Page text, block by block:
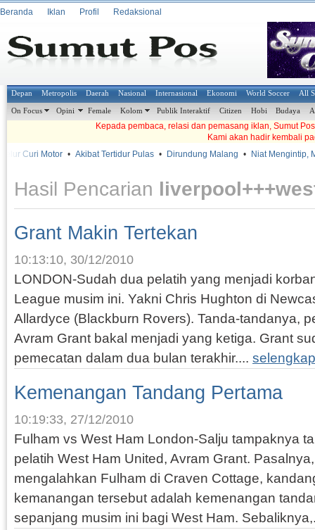
Beranda Iklan Profil Redaksional
Depan Metropolis Daerah Nasional Internasional Ekonomi World Soccer All
On Focus Opini Female Kolom Publik Interaktif Citizen Hobi Budaya
Kepada pembaca, relasi dan pemasang iklan, Sumut
Kami akan hadir kembali
Curi Motor • Akibat Tertidur Pulas • Dirundung Malang • Niat Mengintip,
Hasil Pencarian
Grant Makin Tertekan
10:13:10, 30/12/2010
LONDON-Sudah dua pelatih yang menjadi
League musim ini. Yakni Chris Hughton di
Allardyce (Blackburn Rovers). Tanda-tandanya,
Avram Grant bakal menjadi yang ketiga. Grant
pemecatan dalam dua bulan terakhir....
Kemenangan Tandang Pertama
10:19:33, 27/12/2010
Fulham vs West Ham London-Salju tampaknya
pelatih West Ham United, Avram Grant.
mengalahkan Fulham di Craven Cottage,
kemanangan tersebut adalah kemenangan
sepanjang musim ini bagi West Ham.